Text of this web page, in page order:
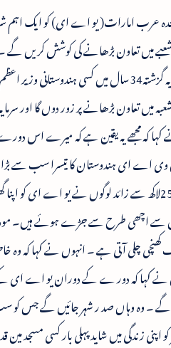
عرب امارات( یو اے ای) کو ایک
جارہے ہیں۔ انہوں نے کہا کہ یہ
میں تعاون بڑھانے پر زور دوں گا اور
کہا کہ مجھے یہ یقین ہے کہ میرے اس
اے ای ہندوستان کا تیسرا سب سے
دار ملک ہے ۔ ہندوستان کے25لاکھ سے زائد لوگوں نے
سے اچھی طرح سے جڑے ہوئے ہیں۔
چلی آتی ہے ۔ انہوں نے کہا کہ
کہ دور ے کے دوران یو اے ای کے
گے ۔ وہ وہاں صد ر شہر جائیں گے جس
کو اپنی زندگی میں شاید پہلی بار